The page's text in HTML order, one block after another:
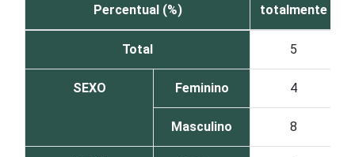
Percentual (%)
totalmente
Total 5
SEXO Feminino 4
Masculino 8